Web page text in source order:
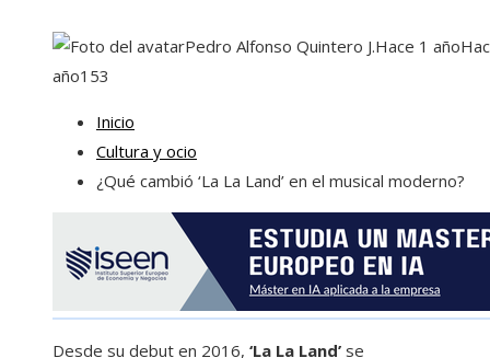
Pedro Alfonso Quintero J.Hace 1 año
año153
Inicio
Cultura y ocio
¿Qué cambió ‘La La Land’ en el musical moderno?
Desde su debut en 2016, ‘La La Land’ se